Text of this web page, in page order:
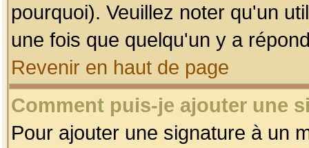
pourquoi). Veuillez noter qu'un
une fois que quelqu'un y a
Revenir en haut de page
Comment puis-je ajouter une
Pour ajouter une signature à un